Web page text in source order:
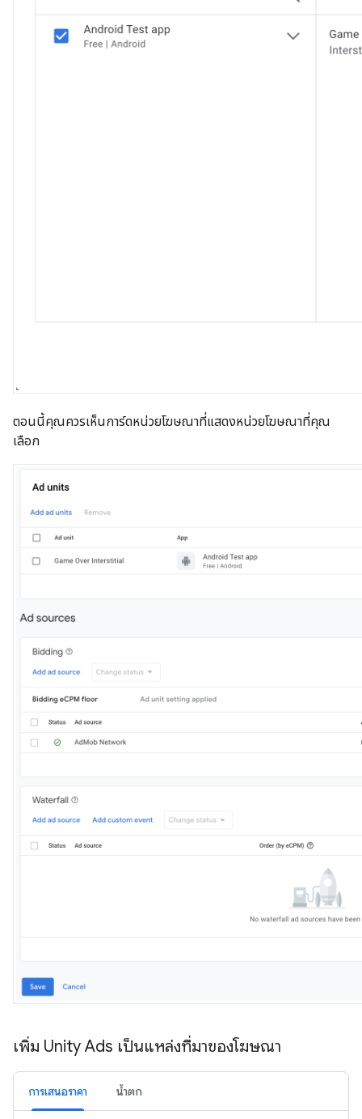
ตอนนี้คุณควรเห็นการ์ดหน่วยโฆษณาที่แสดงหน่วยโฆษณาที่คุณ
เลือก
เพิ่ม Unity Ads เป็นแหล่งที่มาของโฆษณา
การเสนอราคา น้ำตก